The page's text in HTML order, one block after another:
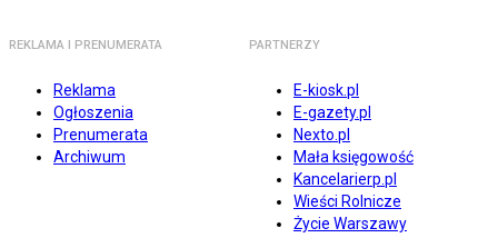
REKLAMA I PRENUMERATA
Reklama
Ogłoszenia
Prenumerata
Archiwum
PARTNERZY
E-kiosk.pl
E-gazety.pl
Nexto.pl
Mała księgowość
Kancelarierp.pl
Wieści Rolnicze
Życie Warszawy